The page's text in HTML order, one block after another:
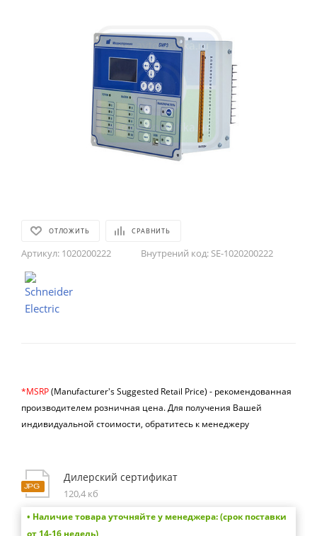
ОТЛОЖИТЬ СРАВНИТЬ
Артикул: 1020200222 Внутрений код: SE-1020200222
*MSRP(Manufacturer's Suggested Retail Price) - рекомендованная
производителем розничная цена.Для получения Вашей
индивидуальной стоимости, обратитесь к менеджеру
Дилерский сертификат
120,4 кб
• Наличие товара уточняйте у менеджера: (срок поставки
от 14-16 недель)